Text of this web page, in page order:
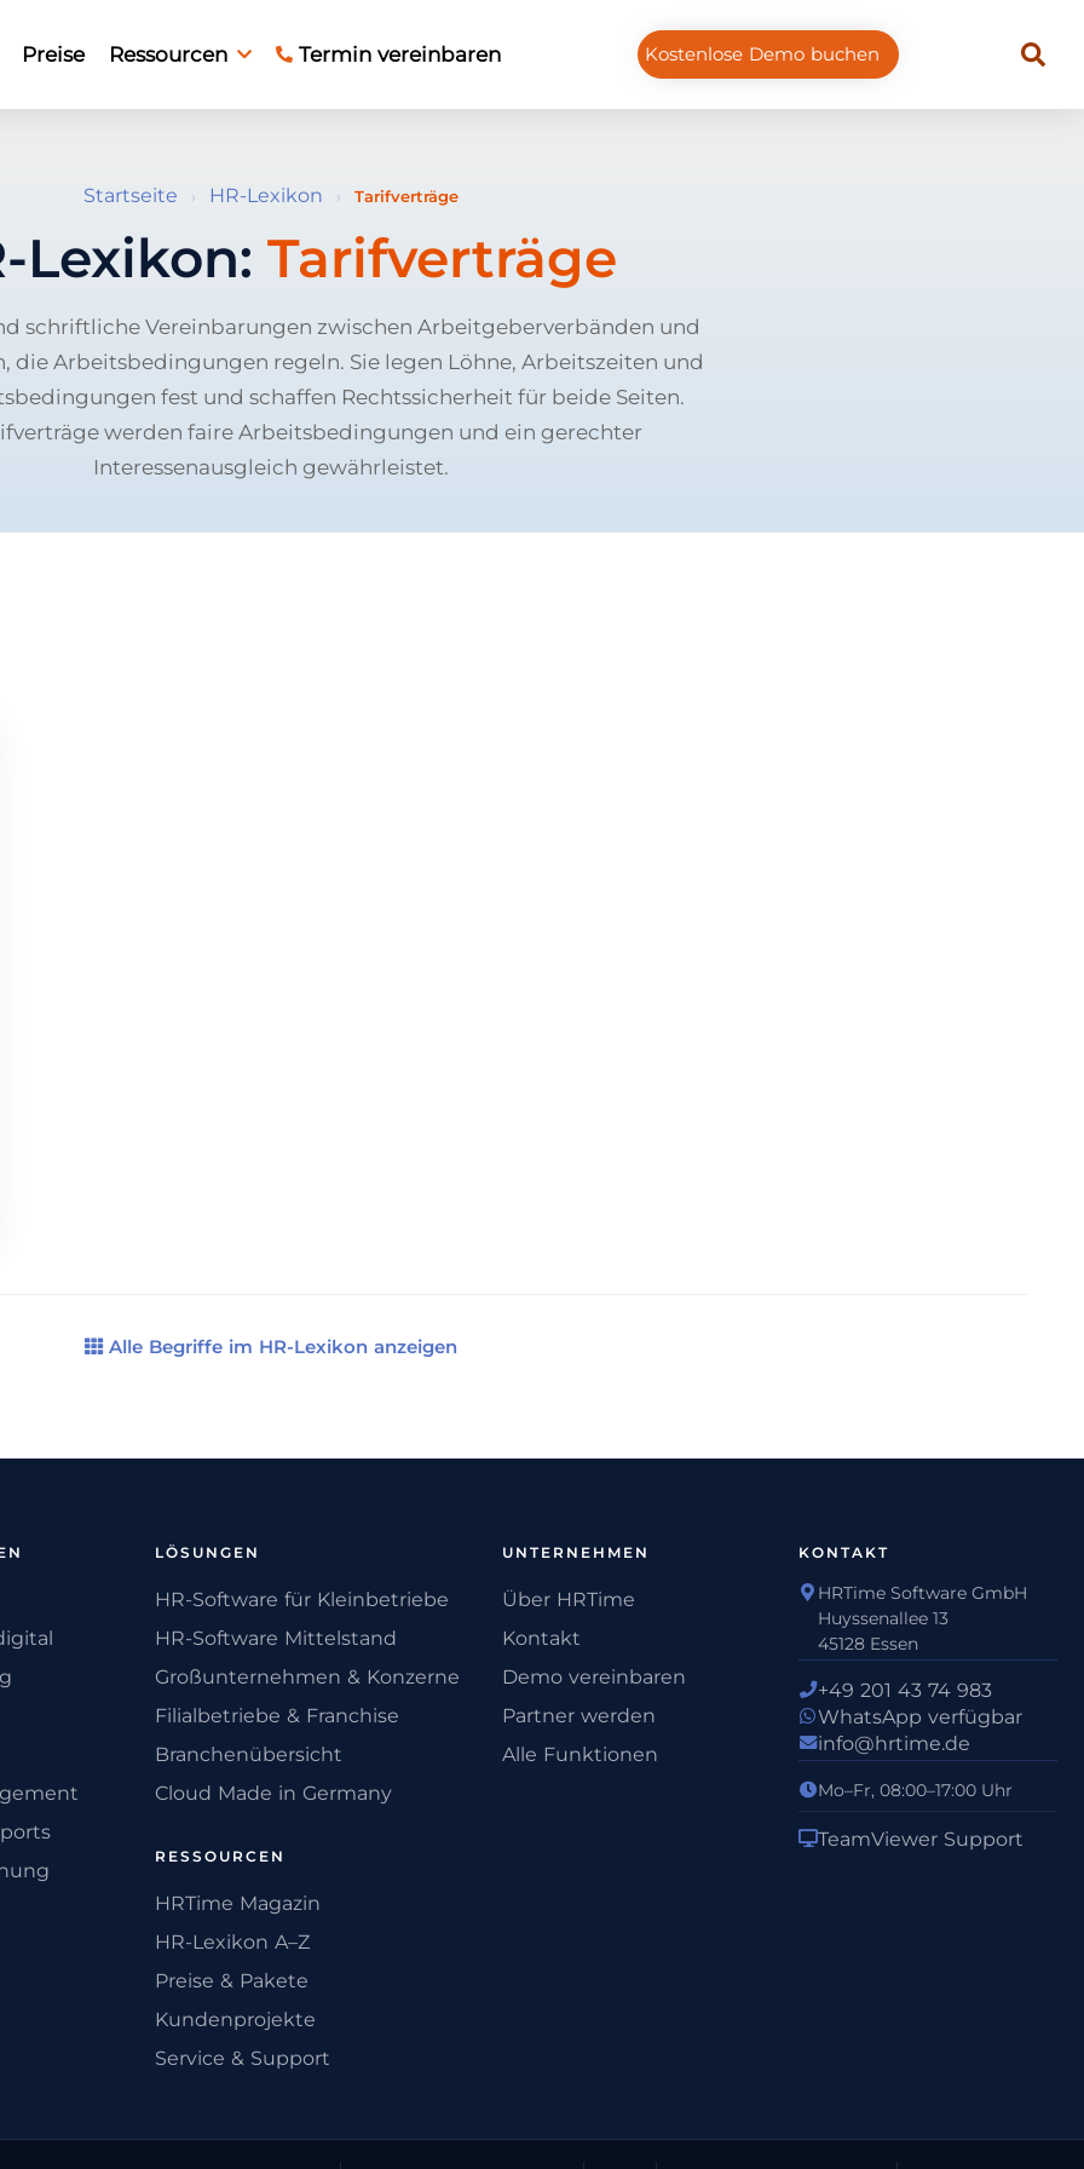
Preise Ressourcen Termin vereinbaren Kostenlose Demo buchen
Startseite › HR-Lexikon › Tarifverträge
Lexikon: Tarifverträge
schriftliche Vereinbarungen zwischen Arbeitgeberverbänden und
die Arbeitsbedingungen regeln. Sie legen Löhne, Arbeitszeiten und
fest und schaffen Rechtssicherheit für beide Seiten.
werden faire Arbeitsbedingungen und ein gerechter
Interessenausgleich gewährleistet.
Alle Begriffe im HR-Lexikon anzeigen
LÖSUNGEN
HR-Software für Kleinbetriebe
HR-Software Mittelstand
Großunternehmen & Konzerne
Filialbetriebe & Franchise
Branchenübersicht
Cloud Made in Germany
RESSOURCEN
HRTime Magazin
HR-Lexikon A–Z
Preise & Pakete
Kundenprojekte
Service & Support
UNTERNEHMEN
Über HRTime
Kontakt
Demo vereinbaren
Partner werden
Alle Funktionen
KONTAKT
HRTime Software GmbH
Huyssenallee 13
45128 Essen
+49 201 43 74 983
WhatsApp verfügbar
info@hrtime.de
Mo–Fr, 08:00–17:00 Uhr
TeamViewer Support